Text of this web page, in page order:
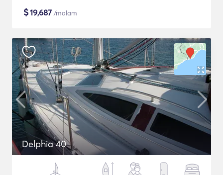
$19,687 /malam
Delphia 40